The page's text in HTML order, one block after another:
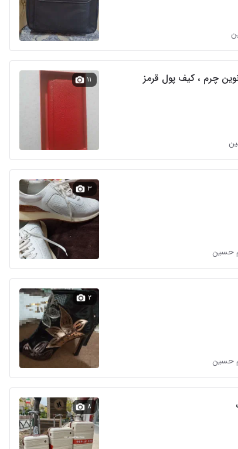
چرم ، کیف پول قرمز ۱۱
۳
۲
۸